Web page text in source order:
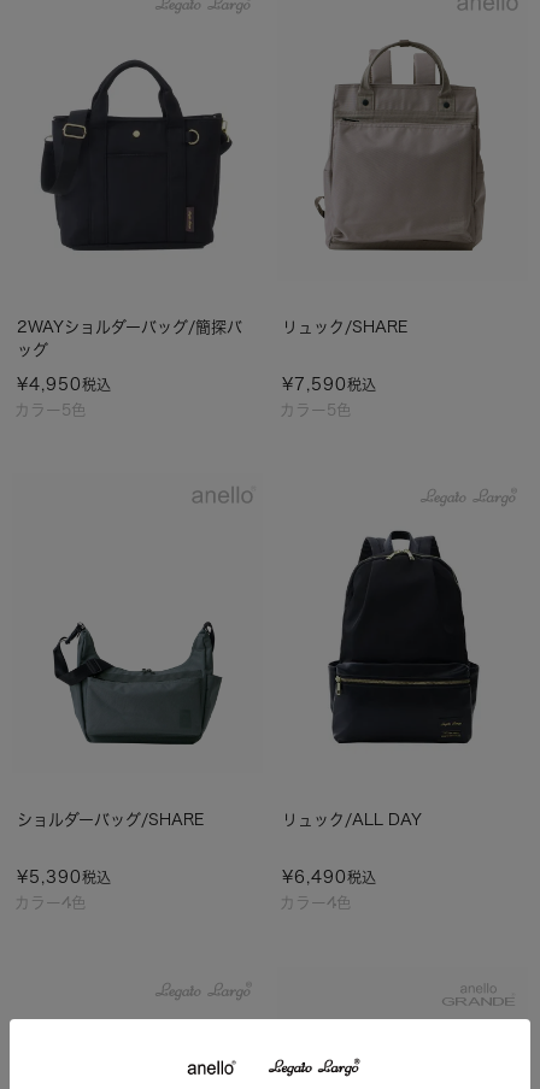
カラー5色
2WAYショルダーバッグ/簡探バ
ッグ
¥4,950税込
カラー5色
リュック/SHARE
¥7,590税込
カラー4色
ショルダーバッグ/SHARE
¥5,390税込
カラー4色
リュック/ALL DAY
¥6,490税込